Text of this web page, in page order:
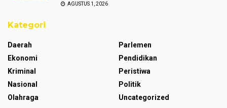
AGUSTUS 1, 2026
Kategori
Daerah
Ekonomi
Kriminal
Nasional
Olahraga
Parlemen
Pendidikan
Peristiwa
Politik
Uncategorized